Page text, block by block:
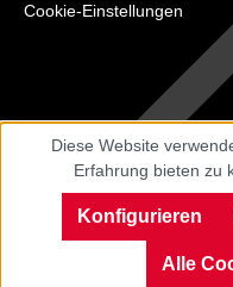
Cookie-Einstellungen
Diese Website
Erfahrung bieten zu
Konfigurieren
Alle